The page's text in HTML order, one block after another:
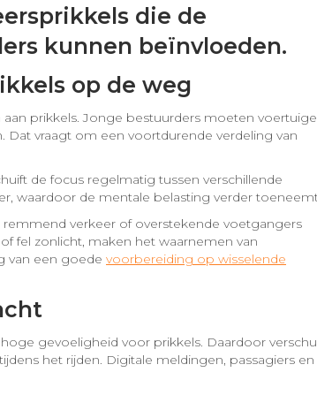
op de weg
prikkels. Jonge bestuurders moeten
vraagt om een voortdurende verdeling van
de focus regelmatig tussen verschillende
waardoor de mentale belasting verder
verkeer of overstekende voetgangers
fel zonlicht, maken het waarnemen van
van een goede voorbereiding op wisselende
gevoeligheid voor prikkels. Daardoor
het rijden. Digitale meldingen, passagiers en